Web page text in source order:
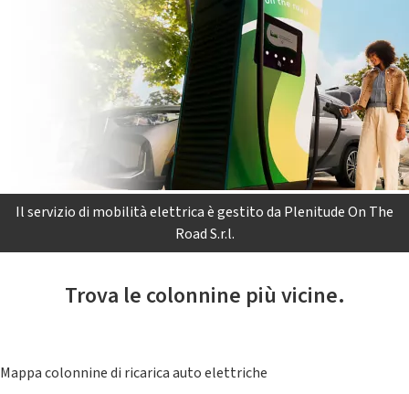
Il servizio di mobilità elettrica è gestito da Plenitude On The
Road S.r.l.
Trova le colonnine più vicine.
Mappa colonnine di ricarica auto elettriche